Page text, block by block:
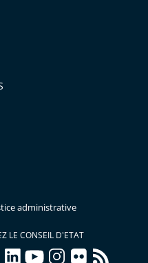
administrative
LE CONSEIL D'ETAT
linkedInyoutubeinstagram
flickr rss